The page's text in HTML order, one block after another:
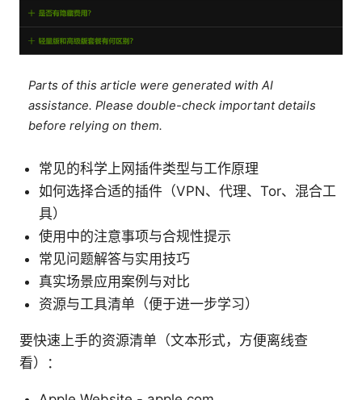
Parts of this article were generated with AI
assistance. Please double-check important details
before relying on them.
常见的科学上网插件类型与工作原理
如何选择合适的插件（VPN、代理、Tor、混合工
具）
使用中的注意事项与合规性提示
常见问题解答与实用技巧
真实场景应用案例与对比
资源与工具清单（便于进一步学习）
要快速上手的资源清单（文本形式，方便离线查
看）：